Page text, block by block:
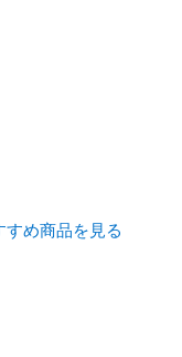
すめ商品を見る